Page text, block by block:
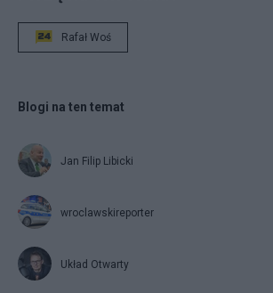
Rafał Woś
Blogi na ten temat
Jan Filip Libicki
wroclawskireporter
Układ Otwarty